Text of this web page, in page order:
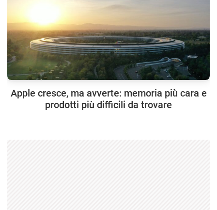
Apple cresce, ma avverte: memoria più cara e
prodotti più difficili da trovare